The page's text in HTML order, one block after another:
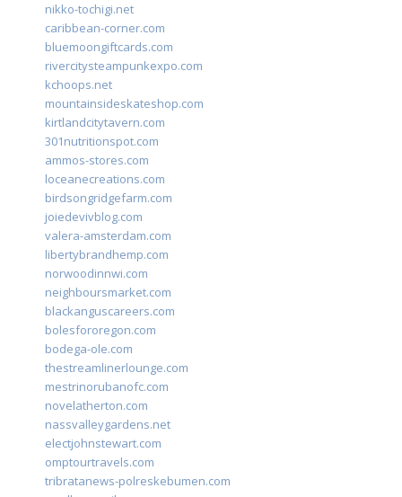
nikko-tochigi.net
caribbean-corner.com
bluemoongiftcards.com
rivercitysteampunkexpo.com
kchoops.net
mountainsideskateshop.com
kirtlandcitytavern.com
301nutritionspot.com
ammos-stores.com
loceanecreations.com
birdsongridgefarm.com
joiedevivblog.com
valera-amsterdam.com
libertybrandhemp.com
norwoodinnwi.com
neighboursmarket.com
blackanguscareers.com
bolesfororegon.com
bodega-ole.com
thestreamlinerlounge.com
mestrinorubanofc.com
novelatherton.com
nassvalleygardens.net
electjohnstewart.com
omptourtravels.com
tribratanews-polreskebumen.com